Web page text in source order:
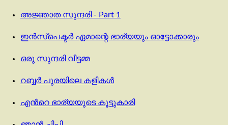
അജ്ഞാത സുന്ദരി - Part 1
ഇൻസ്‌പെക്ടർ ഏമാന്റെ ഭാര്യയും ഓട്ടോക്കാരും
ഒരു സുന്ദരി വീട്ടമ്മ
റബ്ബർ പുരയിലെ കളികൾ
എന്‍റെ ഭാര്യയുടെ കൂട്ടുകാരി